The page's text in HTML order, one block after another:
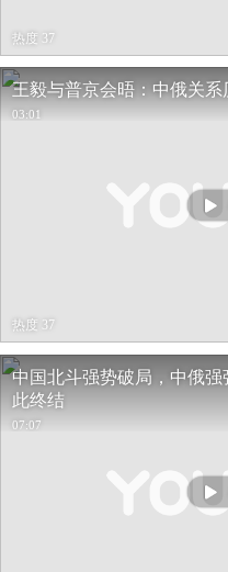
热度 37
王毅与普京会晤：中俄关
03:01
热度 37
中国北斗强势破局，中俄
此终结
07:07